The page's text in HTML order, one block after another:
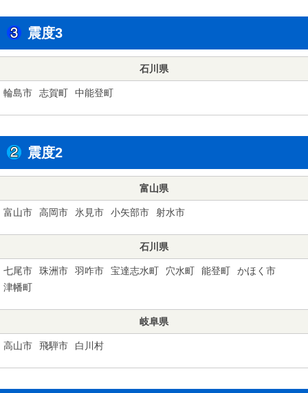
震度3
石川県
輪島市 志賀町 中能登町
震度2
富山県
富山市 高岡市 氷見市 小矢部市 射水市
石川県
七尾市 珠洲市 羽咋市 宝達志水町 穴水町 能登町
かほく市
津幡町
岐阜県
高山市 飛騨市 白川村